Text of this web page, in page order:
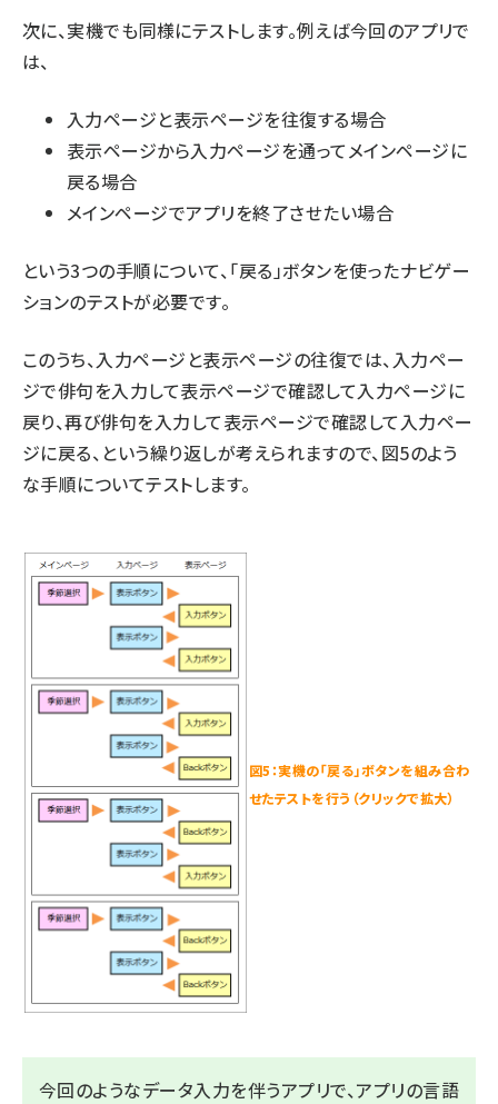
次に、実機でも同様にテストします。例えば今回のアプリで
は、
入力ページと表示ページを往復する場合
表示ページから入力ページを通ってメインページに
戻る場合
メインページでアプリを終了させたい場合
という3つの手順について、「戻る」ボタンを使ったナビゲー
ションのテストが必要です。
このうち、入力ページと表示ページの往復では、入力ペー
ジで俳句を入力して表示ページで確認して入力ページに
戻り、再び俳句を入力して表示ページで確認して入力ペー
ジに戻る、という繰り返しが考えられますので、図5のよう
な手順についてテストします。
図5：実機の「戻る」ボタンを組み合わ
せたテストを行う（クリックで拡大）
今回のようなデータ入力を伴うアプリで、アプリの言語